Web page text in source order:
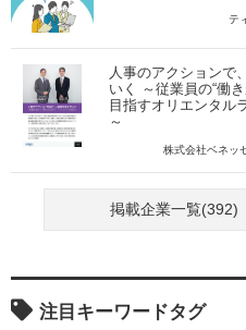
テ
人事のアクションで
いく ～従業員の“働
目指すオリエンタル
～
株式会社ベネッ
掲載企業一覧(392)
注目キーワードタグ